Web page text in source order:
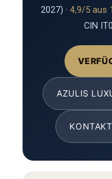
2027) · 4,9/5 aus
CIN
AZULIS
KONTAKT